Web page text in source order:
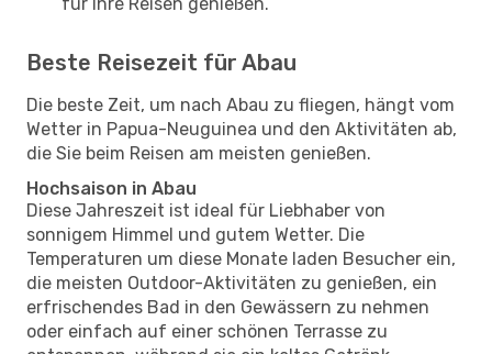
Beste Reisezeit für Abau
Die beste Zeit, um nach Abau zu fliegen, hängt vom
Wetter in Papua-Neuguinea und den Aktivitäten ab,
die Sie beim Reisen am meisten genießen.
Hochsaison in Abau
Diese Jahreszeit ist ideal für Liebhaber von
sonnigem Himmel und gutem Wetter. Die
Temperaturen um diese Monate laden Besucher ein,
die meisten Outdoor-Aktivitäten zu genießen, ein
erfrischendes Bad in den Gewässern zu nehmen
oder einfach auf einer schönen Terrasse zu